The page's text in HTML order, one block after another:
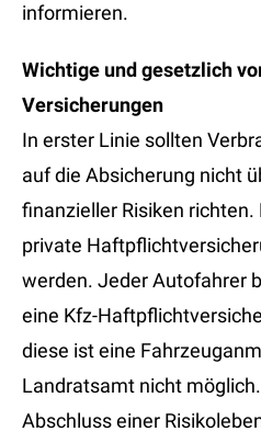
informieren.
Wichtige und gesetzlich
Versicherungen
In erster Linie sollten
auf die Absicherung nicht
finanzieller Risiken
private
werden. Jeder Autofahrer
eine Kfz-
diese ist eine
Landratsamt nicht
Abschluss einer